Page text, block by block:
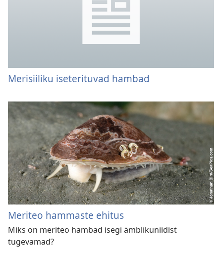
Merisiiliku iseterituvad hambad
Meriteo hammaste ehitus
Miks on meriteo hambad isegi ämblikuniidist
tugevamad?